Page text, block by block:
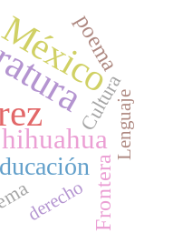
poema
Frontera
Cultura
derecho
Lenguaje